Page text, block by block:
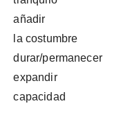
añadir
la costumbre
durar/permanecer
expandir
capacidad